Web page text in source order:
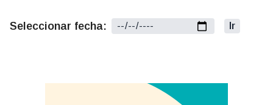
Seleccionar fecha: Ir